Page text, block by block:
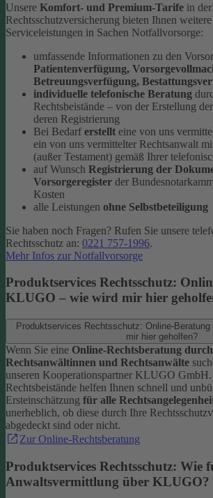
Unsere Komfort- und Premium-Tarife in der
Rechtsschutzversicherung bieten Ihnen
Serviceleistungen in Sachen Notfallvorsorge:
umfassende Informationen zu den
Patientenverfügung,
Betreuungsverfügung,
individuelle telefonische Beratung
Rechtsbeistände – von der Erstellung
deren Registrierung
Bei Bedarf erstellt eine von uns
ein von uns vermittelter Rechtsanwalt
(außer Testament) gemäß Ihrer
auf Wunsch Registrierung der
Vorsorgeregister der
Kosten
alle Leistungen ohne Selbstbeteiligung
Sie haben noch Fragen? Rufen Sie unsere
Rechtsschutz an: 0221 757-1996.
Mehr Infos zur Notfallvorsorge
Produktservices Rechtsschutz:
KLUGO – wie wird mir hier
Produktservices Rechtsschutz: Online-Beratung
mir hier geholfen?
Wenn Sie eine Online-Rechtsberatung
Rechtsanwältinnen und Rechtsanwälte
unseren Kooperationspartner KLUGO GmbH.
Rechtsbeistände helfen Ihnen schnell und
Ersteinschätzung für alle
unerheblich, ob diese durch Ihre
abgedeckt sind oder nicht.
Zur Online-Rechtsberatung
Produktservices Rechtsschutz: Wie
Anwaltsvermittlung über KLUGO?